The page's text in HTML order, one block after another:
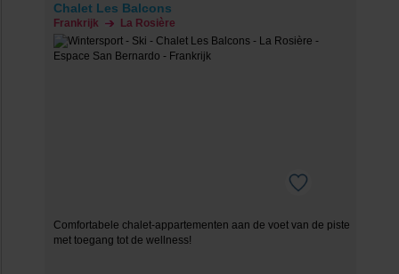
Chalet Les Balcons
Frankrijk La Rosière
Comfortabele chalet-appartementen aan de voet van de piste
met toegang tot de wellness!